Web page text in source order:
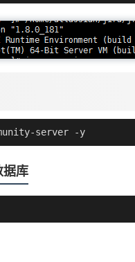
server -y
据库